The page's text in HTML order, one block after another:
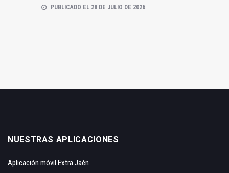
PUBLICADO EL 28 DE JULIO DE 2026
NUESTRAS APLICACIONES
Aplicación móvil Extra Jaén